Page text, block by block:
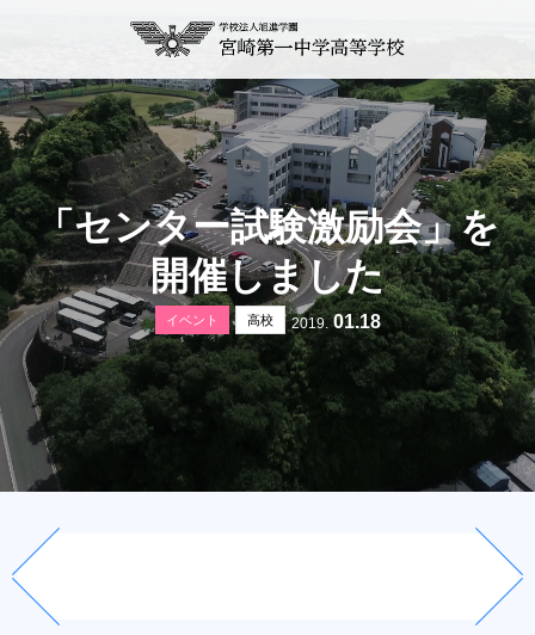
「センター試験激励会」を
開催しました
イベント 高校 2019.01.18